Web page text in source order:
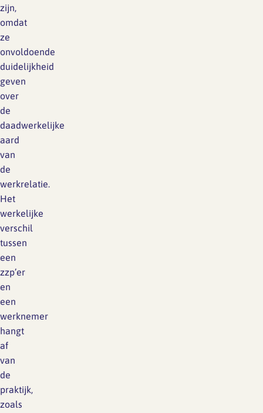
zijn,
omdat
ze
onvoldoende
duidelijkheid
geven
over
de
daadwerkelijke
aard
van
de
werkrelatie.
Het
werkelijke
verschil
tussen
een
zzp’er
en
een
werknemer
hangt
af
van
de
praktijk,
zoals